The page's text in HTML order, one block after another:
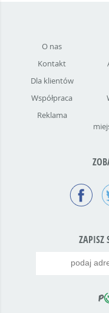
O nas
Kontakt
Dla klientów
Współpraca
Reklama
ZAPISZ